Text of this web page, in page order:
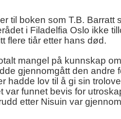
til boken som T.B.
i Filadelfia Oslo ikke
flere tiår etter hans død.
mangel på kunnskap
gjennomgått den andre
hadde lov til å gi sin
var funnet bevis for
etter Nisuin var